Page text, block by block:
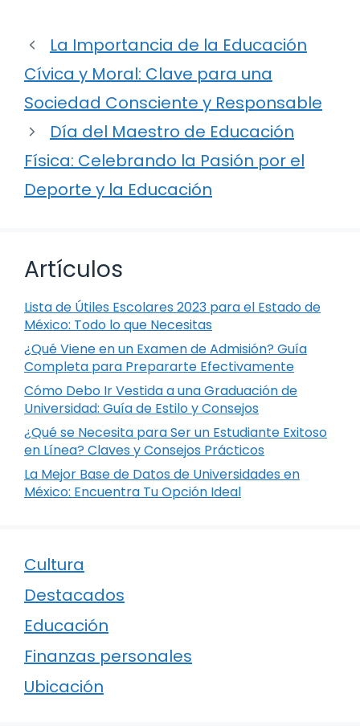
La Importancia de la Educación
Cívica y Moral: Clave para una
Sociedad Consciente y Responsable
Día del Maestro de Educación
Física: Celebrando la Pasión por el
Deporte y la Educación
Artículos
Lista de Útiles Escolares 2023 para el Estado de
México: Todo lo que Necesitas
¿Qué Viene en un Examen de Admisión? Guía
Completa para Prepararte Efectivamente
Cómo Debo Ir Vestida a una Graduación de
Universidad: Guía de Estilo y Consejos
¿Qué se Necesita para Ser un Estudiante Exitoso
en Línea? Claves y Consejos Prácticos
La Mejor Base de Datos de Universidades en
México: Encuentra Tu Opción Ideal
Cultura
Destacados
Educación
Finanzas personales
Ubicación